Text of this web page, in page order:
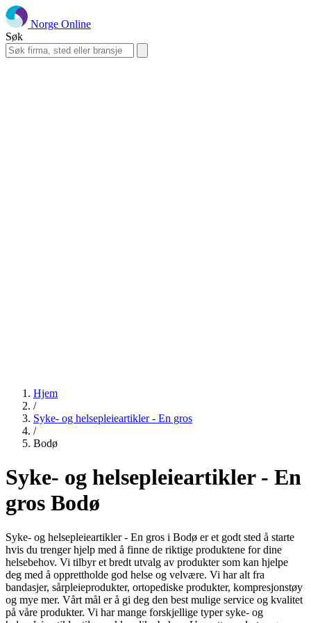
Norge Online
Søk
Hjem
/
Syke- og helsepleieartikler - En gros
/
Bodø
Syke- og helsepleieartikler - En
gros Bodø
Syke- og helsepleieartikler - En gros i Bodø er et godt sted å starte
hvis du trenger hjelp med å finne de riktige produktene for dine
helsebehov. Vi tilbyr et bredt utvalg av produkter som kan hjelpe
deg med å opprettholde god helse og velvære. Vi har alt fra
bandasjer, sårpleieprodukter, ortopediske produkter, kompresjonstøy
og mye mer. Vårt mål er å gi deg den best mulige service og kvalitet
på våre produkter. Vi har mange forskjellige typer syke- og